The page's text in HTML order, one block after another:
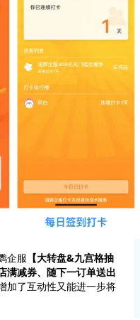
企服 【大转盘&九宫格抽
满减券、随下一订单送出
加了互动性又能进一步将